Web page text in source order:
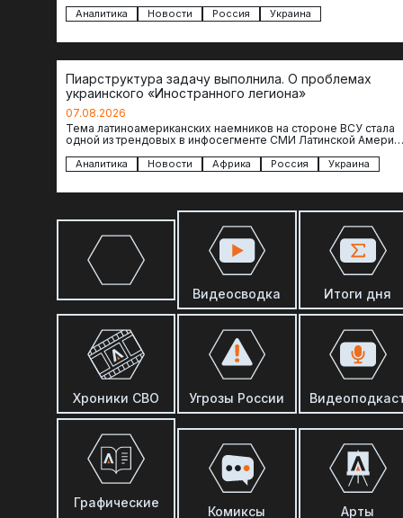
Аналитика Новости Россия Украина
Пиарструктура задачу выполнила. О проблемах
украинского «Иностранного легиона»
07.08.2026
Тема латиноамериканских наемников на стороне ВСУ стала
одной из трендовых в инфосегменте СМИ Латинской
Аналитика Новости Африка Россия Украина
Видеосводка Итоги дня
Хроники СВО Угрозы России
Графические
Комиксы Арты